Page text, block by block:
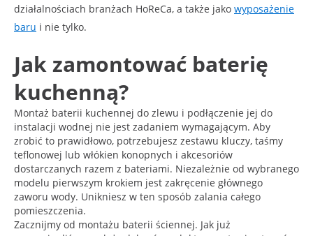
działalnościach branżach HoReCa, a także jako wyposażenie
baru i nie tylko.
Jak zamontować baterię
kuchenną?
Montaż baterii kuchennej do zlewu i podłączenie jej do
instalacji wodnej nie jest zadaniem wymagającym. Aby
zrobić to prawidłowo, potrzebujesz zestawu kluczy, taśmy
teflonowej lub włókien konopnych i akcesoriów
dostarczanych razem z bateriami. Niezależnie od wybranego
modelu pierwszym krokiem jest zakręcenie głównego
zaworu wody. Unikniesz w ten sposób zalania całego
pomieszczenia.
Zacznijmy od montażu baterii ściennej. Jak już